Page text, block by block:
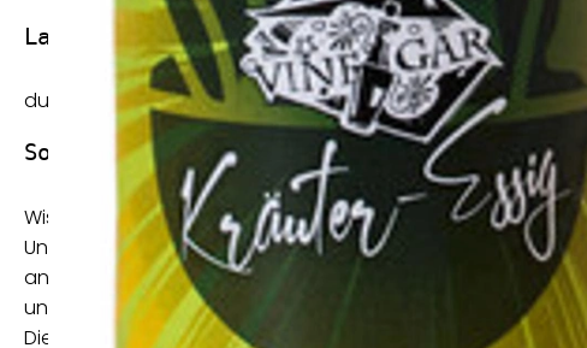
Lagerhinweis:
dunkel und kühl lagern
Sonstige Hinweise:
Wissenswertes rund um den Apfelessig
Unser Apfelessig entsteht durch die Vergärung von
andauert. Hierbei wird durch die natürliche „Essigmutter“
und es entsteht der für die Gesundheit der so wertvolle
Die Äpfel stammen alle aus biologisch kontrolliertem